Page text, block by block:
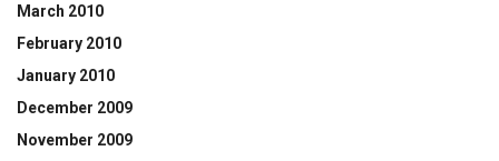
March 2010
February 2010
January 2010
December 2009
November 2009